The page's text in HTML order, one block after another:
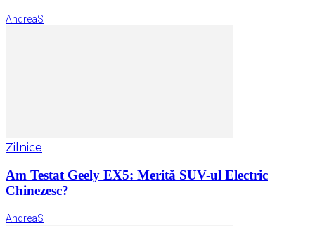
AndreaS
Zilnice
Am Testat Geely EX5: Merită SUV-ul Electric
Chinezesc?
AndreaS